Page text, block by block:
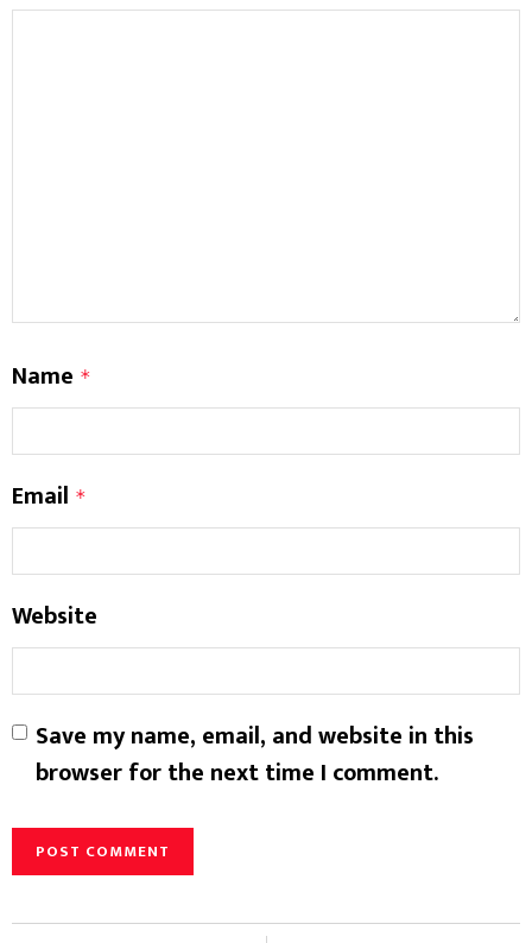
Name *
Email *
Website
Save my name, email, and website in this
browser for the next time I comment.